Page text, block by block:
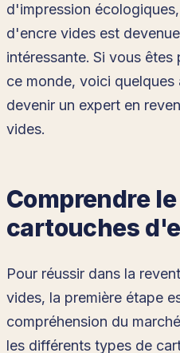
d'impression
d'encre vides est
intéressante. Si vous
ce monde, voici
devenir un expert en
vides.
Comprendre
cartouches
Pour réussir dans la
vides, la première étape
compréhension du
les différents types de